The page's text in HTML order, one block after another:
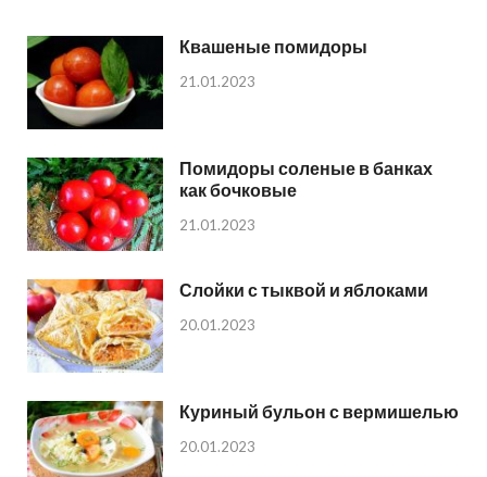
Квашеные помидоры
21.01.2023
Помидоры соленые в банках
как бочковые
21.01.2023
Слойки с тыквой и яблоками
20.01.2023
Куриный бульон с вермишелью
20.01.2023